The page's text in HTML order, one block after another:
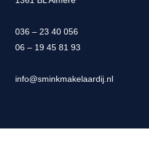
036 – 23 40 056
06 – 19 45 81 93
info@sminkmakelaardij.nl